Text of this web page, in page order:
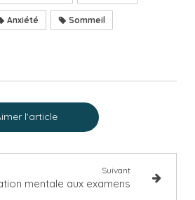
Anxiété Sommeil
l'article
Suivant
mentale aux examens